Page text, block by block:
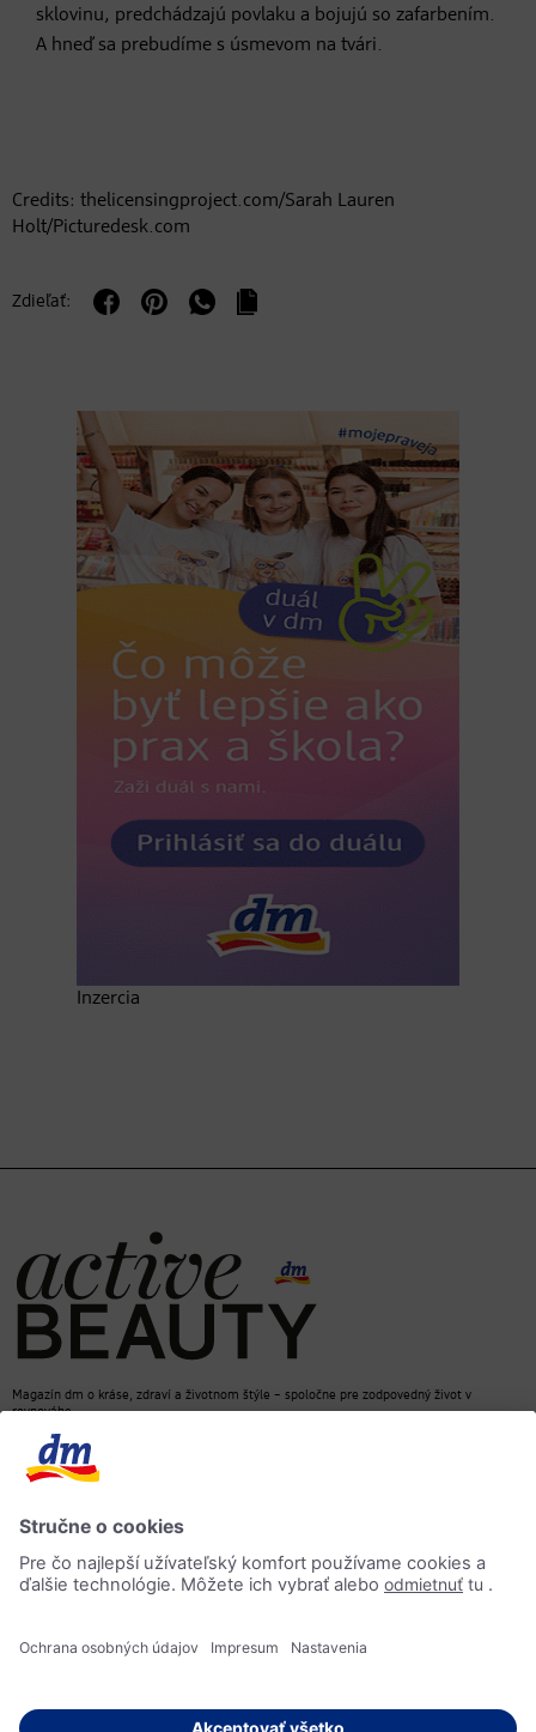
sklovinu, predchádzajú povlaku a bojujú so zafarbením.
A hneď sa prebudíme s úsmevom na tvári.
Credits: thelicensingproject.com/Sarah Lauren
Holt/Picturedesk.com
Zdieľať:
Inzercia
Magazín dm o kráse, zdraví a životnom štýle – spoločne pre zodpovedný život v
rovnováhe